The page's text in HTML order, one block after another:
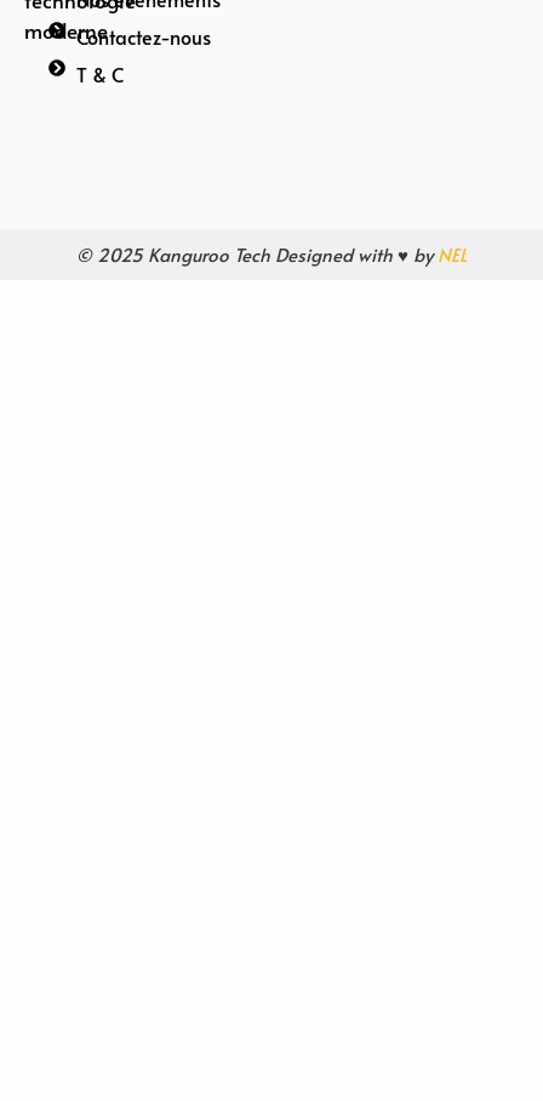
moderneContactez-nous
T & C
© 2025 Kanguroo Tech Designed with ♥ byNEL